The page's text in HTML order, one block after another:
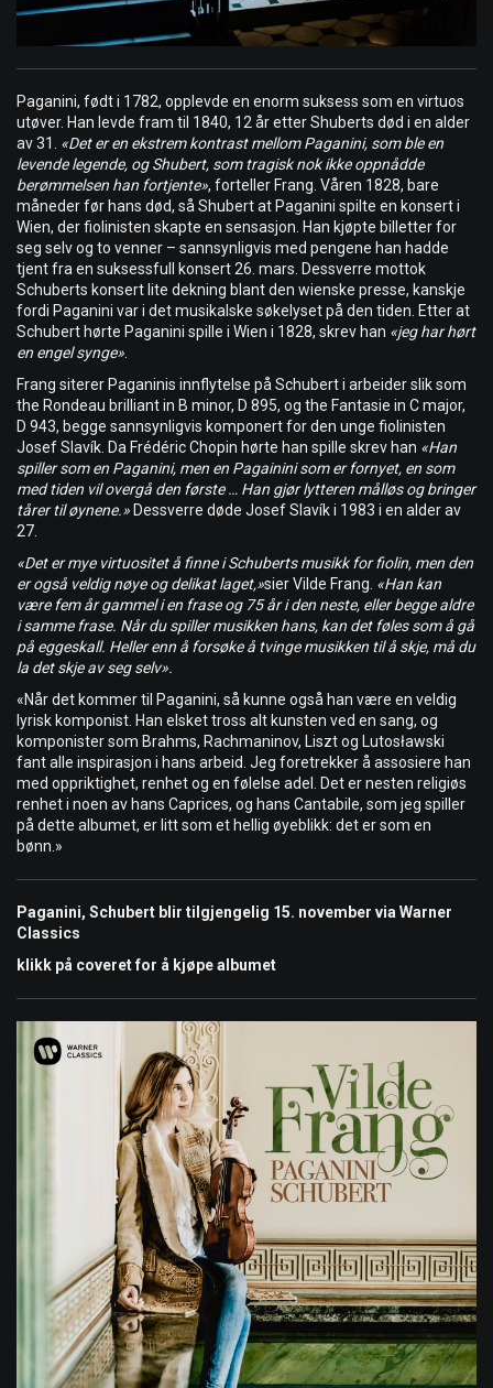
Paganini, født i 1782, opplevde en enorm suksess som en virtuos
utøver. Han levde fram til 1840, 12 år etter Shuberts død i en alder
av 31. «Det er en ekstrem kontrast mellom Paganini, som ble en
levende legende, og Shubert, som tragisk nok ikke oppnådde
berømmelsen han fortjente», forteller Frang. Våren 1828, bare
måneder før hans død, så Shubert at Paganini spilte en konsert i
Wien, der fiolinisten skapte en sensasjon. Han kjøpte billetter for
seg selv og to venner – sannsynligvis med pengene han hadde
tjent fra en suksessfull konsert 26. mars. Dessverre mottok
Schuberts konsert lite dekning blant den wienske presse, kanskje
fordi Paganini var i det musikalske søkelyset på den tiden. Etter at
Schubert hørte Paganini spille i Wien i 1828, skrev han «jeg har hørt
en engel synge»
Frang siterer Paganinis innflytelse på Schubert i arbeider slik som
the Rondeau brilliant in B minor, D 895, og the Fantasie in C major,
D 943, begge sannsynligvis komponert for den unge fiolinisten
Josef Slavík. Da Frédéric Chopin hørte han spille skrev han «Han
spiller som en Paganini, men en Pagainini som er fornyet, en som
med tiden vil overgå den første … Han gjør lytteren målløs og bringer
tårer til øynene.» Dessverre døde Josef Slavík i 1983 i en alder av
27.
«Det er mye virtuositet å finne i Schuberts musikk for fiolin, men den
er også veldig nøye og delikat laget,»sier Vilde Frang. «Han kan
være fem år gammel i en frase og 75 år i den neste, eller begge aldre
i samme frase. Når du spiller musikken hans, kan det føles som å gå
på eggeskall. Heller enn å forsøke å tvinge musikken til å skje, må du
la det skje av seg selv».
«Når det kommer til Paganini, så kunne også han være en veldig
lyrisk komponist. Han elsket tross alt kunsten ved en sang, og
komponister som Brahms, Rachmaninov, Liszt og Lutosławski
fant alle inspirasjon i hans arbeid. Jeg foretrekker å assosiere han
med oppriktighet, renhet og en følelse adel. Det er nesten religiøs
renhet i noen av hans Caprices, og hans Cantabile, som jeg spiller
på dette albumet, er litt som et hellig øyeblikk: det er som en
bønn.»
Paganini, Schubert blir tilgjengelig 15. november via Warner
Classics
klikk på coveret for å kjøpe albumet